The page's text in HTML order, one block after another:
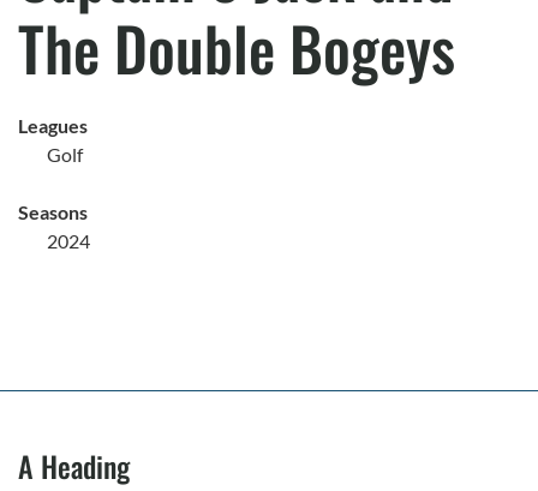
The Double Bogeys
Leagues
Golf
Seasons
2024
A Heading